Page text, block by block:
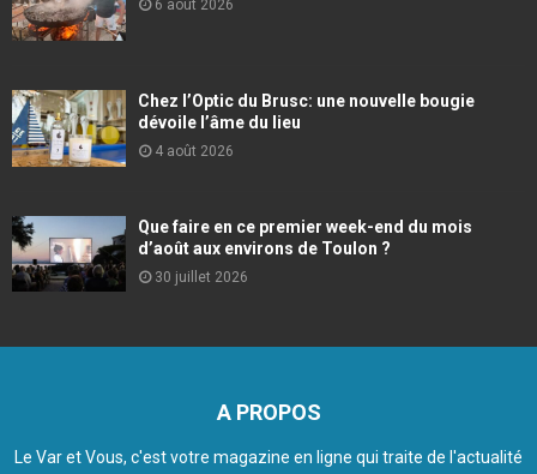
6 août 2026
Chez l’Optic du Brusc: une nouvelle bougie
dévoile l’âme du lieu
4 août 2026
Que faire en ce premier week-end du mois
d’août aux environs de Toulon ?
30 juillet 2026
A PROPOS
Le Var et Vous, c'est votre magazine en ligne qui traite de l'actualité